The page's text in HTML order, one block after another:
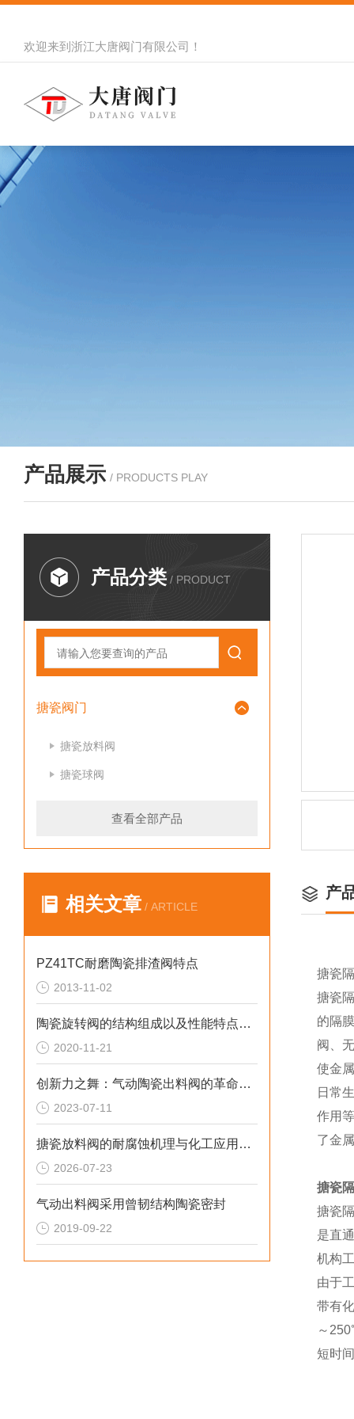
欢迎来到 浙江大唐阀门有限公司 ！
产品展示 / PRODUCTS PLAY
产品分类 / PRODUCT
搪瓷阀门
搪瓷放料阀
搪瓷球阀
查看全部产品
相关文章 / ARTICLE
PZ41TC耐磨陶瓷排渣阀特点
2013-11-02
陶瓷旋转阀的结构组成以及性能特点解析
2020-11-21
创新力之舞：气动陶瓷出料阀的革命性进展
2023-07-11
搪瓷放料阀的耐腐蚀机理与化工应用实践
2026-07-23
气动出料阀采用曾韧结构陶瓷密封
2019-09-22
产
搪瓷
搪瓷
的隔
阀、
使金
日常
作用
了金
搪瓷
搪瓷
是直
机构
由于
带有
～
短时